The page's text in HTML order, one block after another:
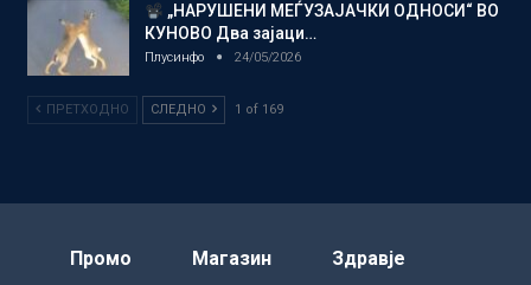
„НАРУШЕНИ МЕЃУЗАЈАЧКИ ОДНОСИ“ ВО
КУНОВО Два зајаци…
Плусинфо 24/05/2026
ПРЕТХОДНО СЛЕДНО 1 of 169
Промо Магазин Здравје